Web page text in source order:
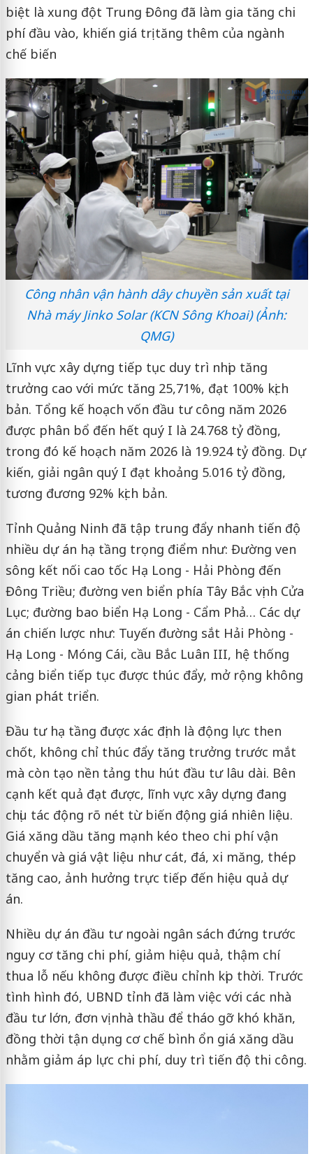
biệt là xung đột Trung Đông đã làm gia tăng chi
phí đầu vào, khiến giá trị tăng thêm của ngành
chế biến
Công nhân vận hành dây chuyền sản xuất tại
Nhà máy Jinko Solar (KCN Sông Khoai) (Ảnh:
QMG)
Lĩnh vực xây dựng tiếp tục duy trì nhịp tăng
trưởng cao với mức tăng 25,71%, đạt 100% kịch
bản. Tổng kế hoạch vốn đầu tư công năm 2026
được phân bổ đến hết quý I là 24.768 tỷ đồng,
trong đó kế hoạch năm 2026 là 19.924 tỷ đồng. Dự
kiến, giải ngân quý I đạt khoảng 5.016 tỷ đồng,
tương đương 92% kịch bản.
Tỉnh Quảng Ninh đã tập trung đẩy nhanh tiến độ
nhiều dự án hạ tầng trọng điểm như: Đường ven
sông kết nối cao tốc Hạ Long - Hải Phòng đến
Đông Triều; đường ven biển phía Tây Bắc vịnh Cửa
Lục; đường bao biển Hạ Long - Cẩm Phả… Các dự
án chiến lược như: Tuyến đường sắt Hải Phòng -
Hạ Long - Móng Cái, cầu Bắc Luân III, hệ thống
cảng biển tiếp tục được thúc đẩy, mở rộng không
gian phát triển.
Đầu tư hạ tầng được xác định là động lực then
chốt, không chỉ thúc đẩy tăng trưởng trước mắt
mà còn tạo nền tảng thu hút đầu tư lâu dài. Bên
cạnh kết quả đạt được, lĩnh vực xây dựng đang
chịu tác động rõ nét từ biến động giá nhiên liệu.
Giá xăng dầu tăng mạnh kéo theo chi phí vận
chuyển và giá vật liệu như cát, đá, xi măng, thép
tăng cao, ảnh hưởng trực tiếp đến hiệu quả dự
án.
Nhiều dự án đầu tư ngoài ngân sách đứng trước
nguy cơ tăng chi phí, giảm hiệu quả, thậm chí
thua lỗ nếu không được điều chỉnh kịp thời. Trước
tình hình đó, UBND tỉnh đã làm việc với các nhà
đầu tư lớn, đơn vị nhà thầu để tháo gỡ khó khăn,
đồng thời tận dụng cơ chế bình ổn giá xăng dầu
nhằm giảm áp lực chi phí, duy trì tiến độ thi công.